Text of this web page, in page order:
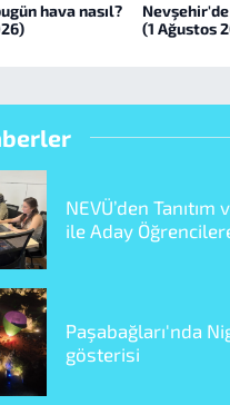
hava nasıl?
(1 Ağustos
NEVÜ’den
ile Aday
Paşabağları'nda
gösterisi